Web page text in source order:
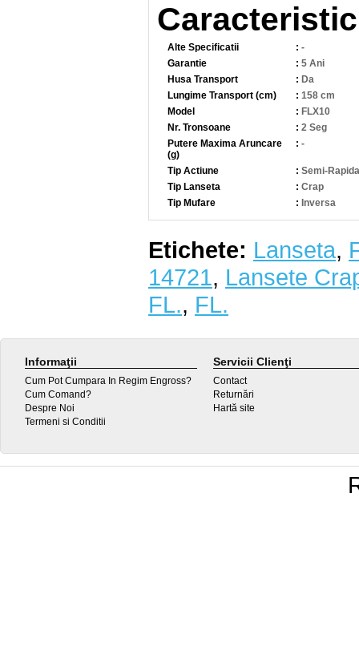
Alte Specificatii : -
Garantie
: 5 Ani
Husa Transport
: Da
Lungime Transport (cm)
: 158 cm
Model
: FLX10
Nr. Tronsoane
: 2 Seg
Putere Maxima Aruncare
(g)
: -
Tip Actiune : Semi-Rapida
Tip Lanseta
: Crap
Tip Mufare
: Inversa
Etichete: Lanseta,
14721, Lansete
FL., FL.
Informaţii
Cum Pot Cumpara In Regim Engross?
Cum Comand?
Despre Noi
Termeni si Conditii
Servicii Clienţi
Contact
Returnări
Hartă site